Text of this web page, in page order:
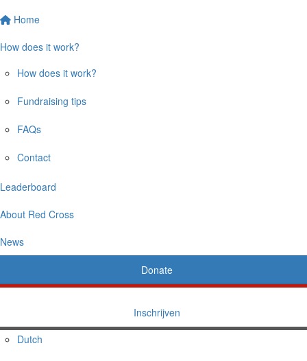
Home
How does it work?
How does it work?
Fundraising tips
FAQs
Contact
Leaderboard
About Red Cross
News
Donate
Inschrijven
Dutch